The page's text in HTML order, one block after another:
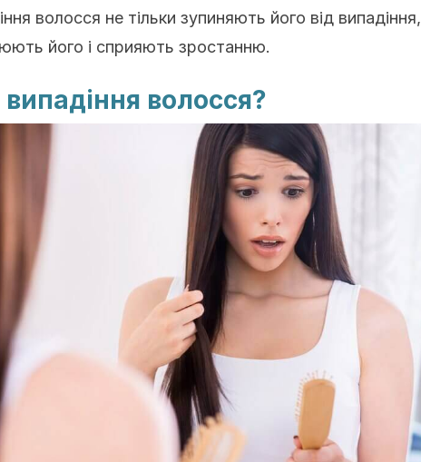
волосся не тільки зупиняють його від випадіння,
його і сприяють зростанню.
волосся?